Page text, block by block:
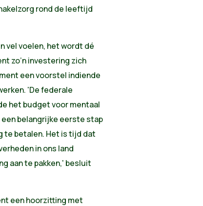
rond de leeftijd
vel voelen, het wordt dé
zo’n investering zich
een voorstel indiende
'De federale
het budget voor mentaal
belangrijke eerste stap
te betalen. Het is tijd dat
in ons land
aan te pakken,' besluit
een hoorzitting met